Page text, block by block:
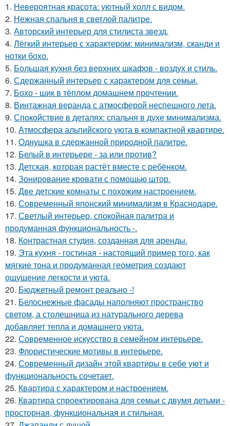
1. Невероятная красота: уютный холл с видом.
2. Нежная спальня в светлой палитре.
3. Авторский интерьер для стилиста звезд.
4. Лёгкий интерьер с характером: минимализм, сканди и
нотки бохо.
5. Большая кухня без верхних шкафов - воздух и стиль.
6. Сдержанный интерьер с характером для семьи.
7. Бохо - шик в тёплом домашнем прочтении.
8. Винтажная веранда с атмосферой неспешного лета.
9. Спокойствие в деталях: спальня в духе минимализма.
10. Атмосфера альпийского уюта в компактной квартире.
11. Однушка в сдержанной природной палитре.
12. Белый в интерьере - за или против?
13. Детская, которая растёт вместе с ребёнком.
14. Зонирование кровати с помощью штор.
15. Две детские комнаты с похожим настроением.
16. Современный японский минимализм в Краснодаре.
17. Светлый интерьер, спокойная палитра и
продуманная функциональность -.
18. Контрастная студия, созданная для аренды.
19. Эта кухня - гостиная - настоящий пример того, как
мягкие тона и продуманная геометрия создают
ощущение легкости и уюта.
20. Бюджетный ремонт реально -!
21. Белоснежные фасады наполняют пространство
светом, а столешница из натурального дерева
добавляет тепла и домашнего уюта.
22. Современное искусство в семейном интерьере.
23. Флористические мотивы в интерьере.
24. Современный дизайн этой квартиры в себе уют и
функциональность сочетает.
25. Квартира с характером и настроением.
26. Квартира спроектирована для семьи с двумя детьми -
просторная, функциональная и стильная.